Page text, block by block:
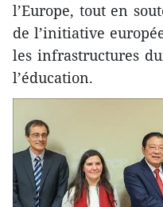
l’Europe, tout en
de l’initiative
les infrastructures
l’éducation.